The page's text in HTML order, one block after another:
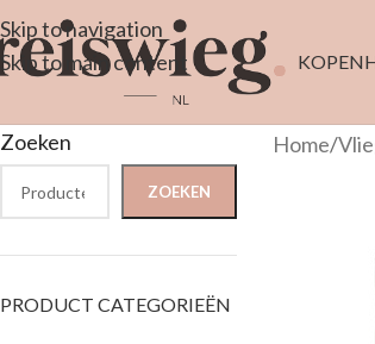
Skip to navigation
Skip to main content
KOPEN
Zoeken
ZOEKEN
PRODUCT CATEGORIEËN
Home/